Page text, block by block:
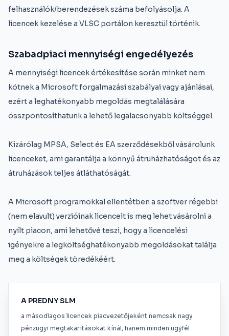
felhasználók/berendezések száma befolyásolja. A
licencek kezelése a VLSC portálon keresztül történik.
Szabadpiaci mennyiségi engedélyezés
A mennyiségi licencek értékesítése során minket nem
kötnek a Microsoft forgalmazási szabályai vagy ajánlásai,
ezért a leghatékonyabb megoldás megtalálására
összpontosíthatunk a lehető legalacsonyabb költséggel.
Kizárólag MPSA, Select és EA szerződésekből vásárolunk
licenceket, ami garantálja a könnyű átruházhatóságot és az
átruházások teljes átláthatóságát.
A Microsoft programokkal ellentétben a szoftver régebbi
(nem elavult) verzióinak licenceit is meg lehet vásárolni a
nyílt piacon, ami lehetővé teszi, hogy a licencelési
igényekre a legköltséghatékonyabb megoldásokat találja
meg a költségek töredékéért.
A PREDNY SLM
a másodlagos licencek piacvezetőjeként nemcsak nagy
pénzügyi megtakarításokat kínál, hanem minden ügyfél